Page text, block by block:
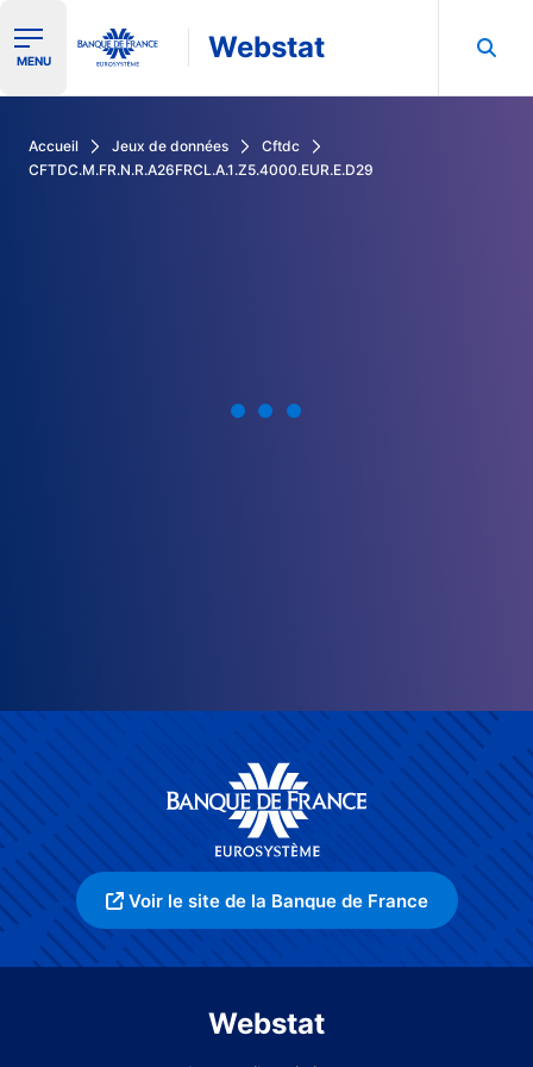
Ouvrir le menu de navigation
MENU Webstat
Accueil Jeux de données
Cftdc
CFTDC.M.FR.N.R.A26FRCL.A.1.Z5.4000.EUR.E.D29
Voir le site de la Banque de France
Webstat